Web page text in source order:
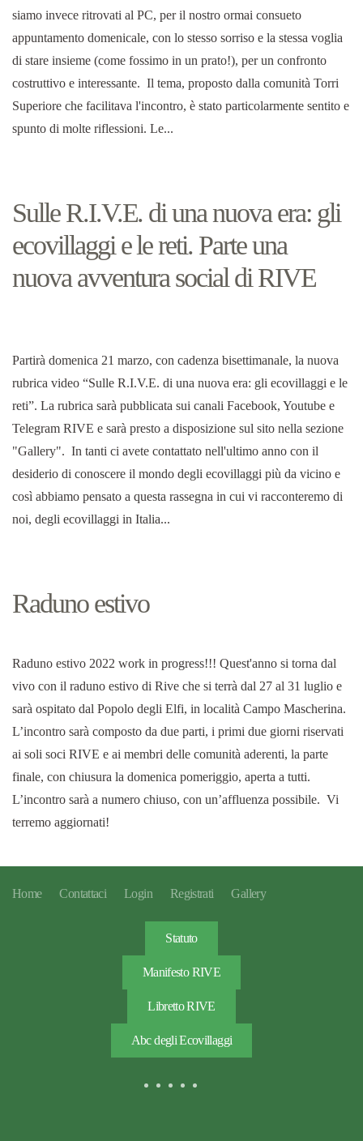
siamo invece ritrovati al PC, per il nostro ormai consueto
appuntamento domenicale, con lo stesso sorriso e la stessa voglia
di stare insieme (come fossimo in un prato!), per un confronto
costruttivo e interessante. Il tema, proposto dalla comunità Torri
Superiore che facilitava l'incontro, è stato particolarmente sentito e
spunto di molte riflessioni. Le...
Sulle R.I.V.E. di una nuova era: gli
ecovillaggi e le reti. Parte una
nuova avventura social di RIVE
Partirà domenica 21 marzo, con cadenza bisettimanale, la nuova
rubrica video “Sulle R.I.V.E. di una nuova era: gli ecovillaggi e le
reti”. La rubrica sarà pubblicata sui canali Facebook, Youtube e
Telegram RIVE e sarà presto a disposizione sul sito nella sezione
"Gallery". In tanti ci avete contattato nell'ultimo anno con il
desiderio di conoscere il mondo degli ecovillaggi più da vicino e
così abbiamo pensato a questa rassegna in cui vi racconteremo di
noi, degli ecovillaggi in Italia...
Raduno estivo
Raduno estivo 2022 work in progress!!! Quest'anno si torna dal
vivo con il raduno estivo di Rive che si terrà dal 27 al 31 luglio e
sarà ospitato dal Popolo degli Elfi, in località Campo Mascherina.
L’incontro sarà composto da due parti, i primi due giorni riservati
ai soli soci RIVE e ai membri delle comunità aderenti, la parte
finale, con chiusura la domenica pomeriggio, aperta a tutti.
L’incontro sarà a numero chiuso, con un’affluenza possibile. Vi
terremo aggiornati!
Home Contattaci Login Registrati Gallery
Statuto
Manifesto RIVE
Libretto RIVE
Abc degli Ecovillaggi